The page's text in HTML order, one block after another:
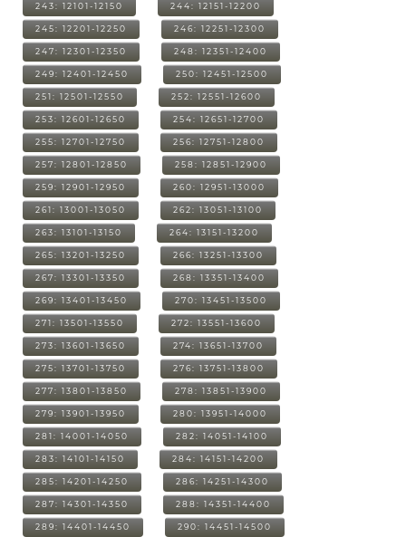
243: 12101-12150 244: 12151-12200
245: 12201-12250 246: 12251-12300
247: 12301-12350 248: 12351-12400
249: 12401-12450 250: 12451-12500
251: 12501-12550 252: 12551-12600
253: 12601-12650 254: 12651-12700
255: 12701-12750 256: 12751-12800
257: 12801-12850 258: 12851-12900
259: 12901-12950 260: 12951-13000
261: 13001-13050 262: 13051-13100
263: 13101-13150 264: 13151-13200
265: 13201-13250 266: 13251-13300
267: 13301-13350 268: 13351-13400
269: 13401-13450 270: 13451-13500
271: 13501-13550 272: 13551-13600
273: 13601-13650 274: 13651-13700
275: 13701-13750 276: 13751-13800
277: 13801-13850 278: 13851-13900
279: 13901-13950 280: 13951-14000
281: 14001-14050 282: 14051-14100
283: 14101-14150 284: 14151-14200
285: 14201-14250 286: 14251-14300
287: 14301-14350 288: 14351-14400
289: 14401-14450 290: 14451-14500